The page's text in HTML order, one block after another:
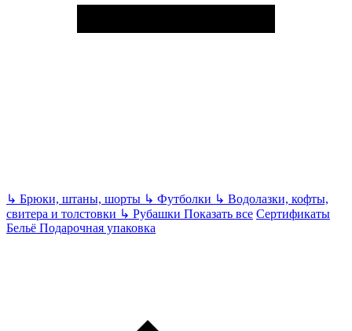
↳ Брюки, штаны, шорты ↳ Футболки ↳ Водолазки, кофты,
свитера и толстовки ↳ Рубашки Показать все Сертификаты
Бельё Подарочная упаковка